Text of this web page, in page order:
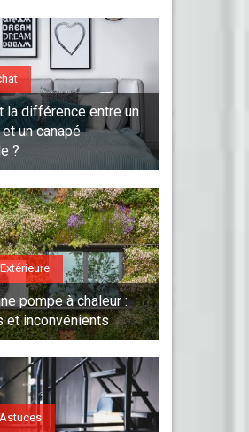
la différence entre un
un canapé
?
pompe à chaleur :
et inconvénients